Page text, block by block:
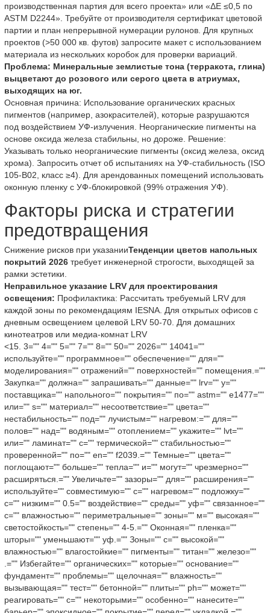
производственная партия для всего проекта» или «ΔE ≤0,5 по
ASTM D2244». Требуйте от производителя сертификат цветовой
партии и план непрерывной нумерации рулонов. Для крупных
проектов (>50 000 кв. футов) запросите макет с использованием
материала из нескольких коробок для проверки вариаций.
Проблема: Минеральные землистые тона (терракота, глина)
выцветают до розового или серого цвета в атриумах,
выходящих на юг.
Основная причина: Использование органических красных
пигментов (например, азокрасителей), которые разрушаются
под воздействием УФ-излучения. Неорганические пигменты на
основе оксида железа стабильны, но дороже. Решение:
Указывать только неорганические пигменты (оксид железа, оксид
хрома). Запросить отчет об испытаниях на УФ-стабильность (ISO
105-B02, класс ≥4). Для арендованных помещений использовать
оконную пленку с УФ-блокировкой (99% отражения УФ).
Факторы риска и стратегии
предотвращения
Снижение рисков при указанииТенденции цветов напольных
покрытий 2026 требует инженерной строгости, выходящей за
рамки эстетики.
Неправильное указание LRV для проектирования
освещения: Профилактика: Рассчитать требуемый LRV для
каждой зоны по рекомендациям IESNA. Для открытых офисов с
дневным освещением целевой LRV 50-70. Для домашних
кинотеатров или медиа-комнат LRV
<15. 3="" 4="" 5="" 7="" 8="" 50="" 2026="" 14041=""
используйте="" программное="" обеспечение="" для=""
моделирования="" отражений="" поверхностей="" помещения.=""
Закупка="" должна="" запрашивать="" данные="" lrv="" у=""
поставщика="" напольного="" покрытия="" по="" astm="" e1477=""
или="" s="" материал="" несоответствие="" цвета=""
нестабильность="" под="" лучистым="" нагревом:="" для=""
полов="" над="" водяным="" отоплением="" укажите="" lvt=""
или="" ламинат="" с="" термической="" стабильностью=""
проверенной="" по="" en="" f2039.="" Темные="" цвета=""
поглощают="" больше="" тепла="" и="" могут="" чрезмерно=""
расширяться.="" Увеличьте="" зазоры="" для="" расширения=""
используйте="" совместимую="" с="" нагревом="" подложку=""
с="" низким="" 0.5="" воздействие="" среды="" уф="" связанное=""
с="" влажностью="" периметральные="" зоны="" м="" высокая=""
светостойкость="" степень="" 4-5.="" Оконная="" пленка=""
шторы="" уменьшают="" уф.="" Зоны="" с="" высокой=""
влажностью="" влагостойкие="" пигменты="" титан="" железо=""
.="" Избегайте="" органических="" которые="" основание=""
фундамент="" проблемы="" щелочная="" влажность=""
вызывающая="" тест="" бетонной="" плиты="" ph="" может=""
реагировать="" с="" некоторыми="" особенно="" нанесите=""